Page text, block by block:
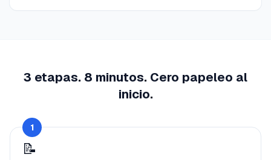
3 etapas. 8 minutos. Cero papeleo al
inicio.
1
📝